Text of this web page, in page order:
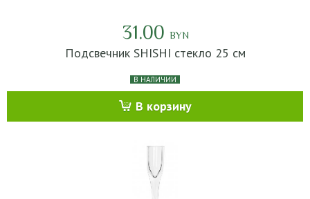
31.00 BYN
Подсвечник SHISHI стекло 25 см
В НАЛИЧИИ
В корзину